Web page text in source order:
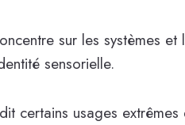
sur les systèmes
sensorielle.
certains usages